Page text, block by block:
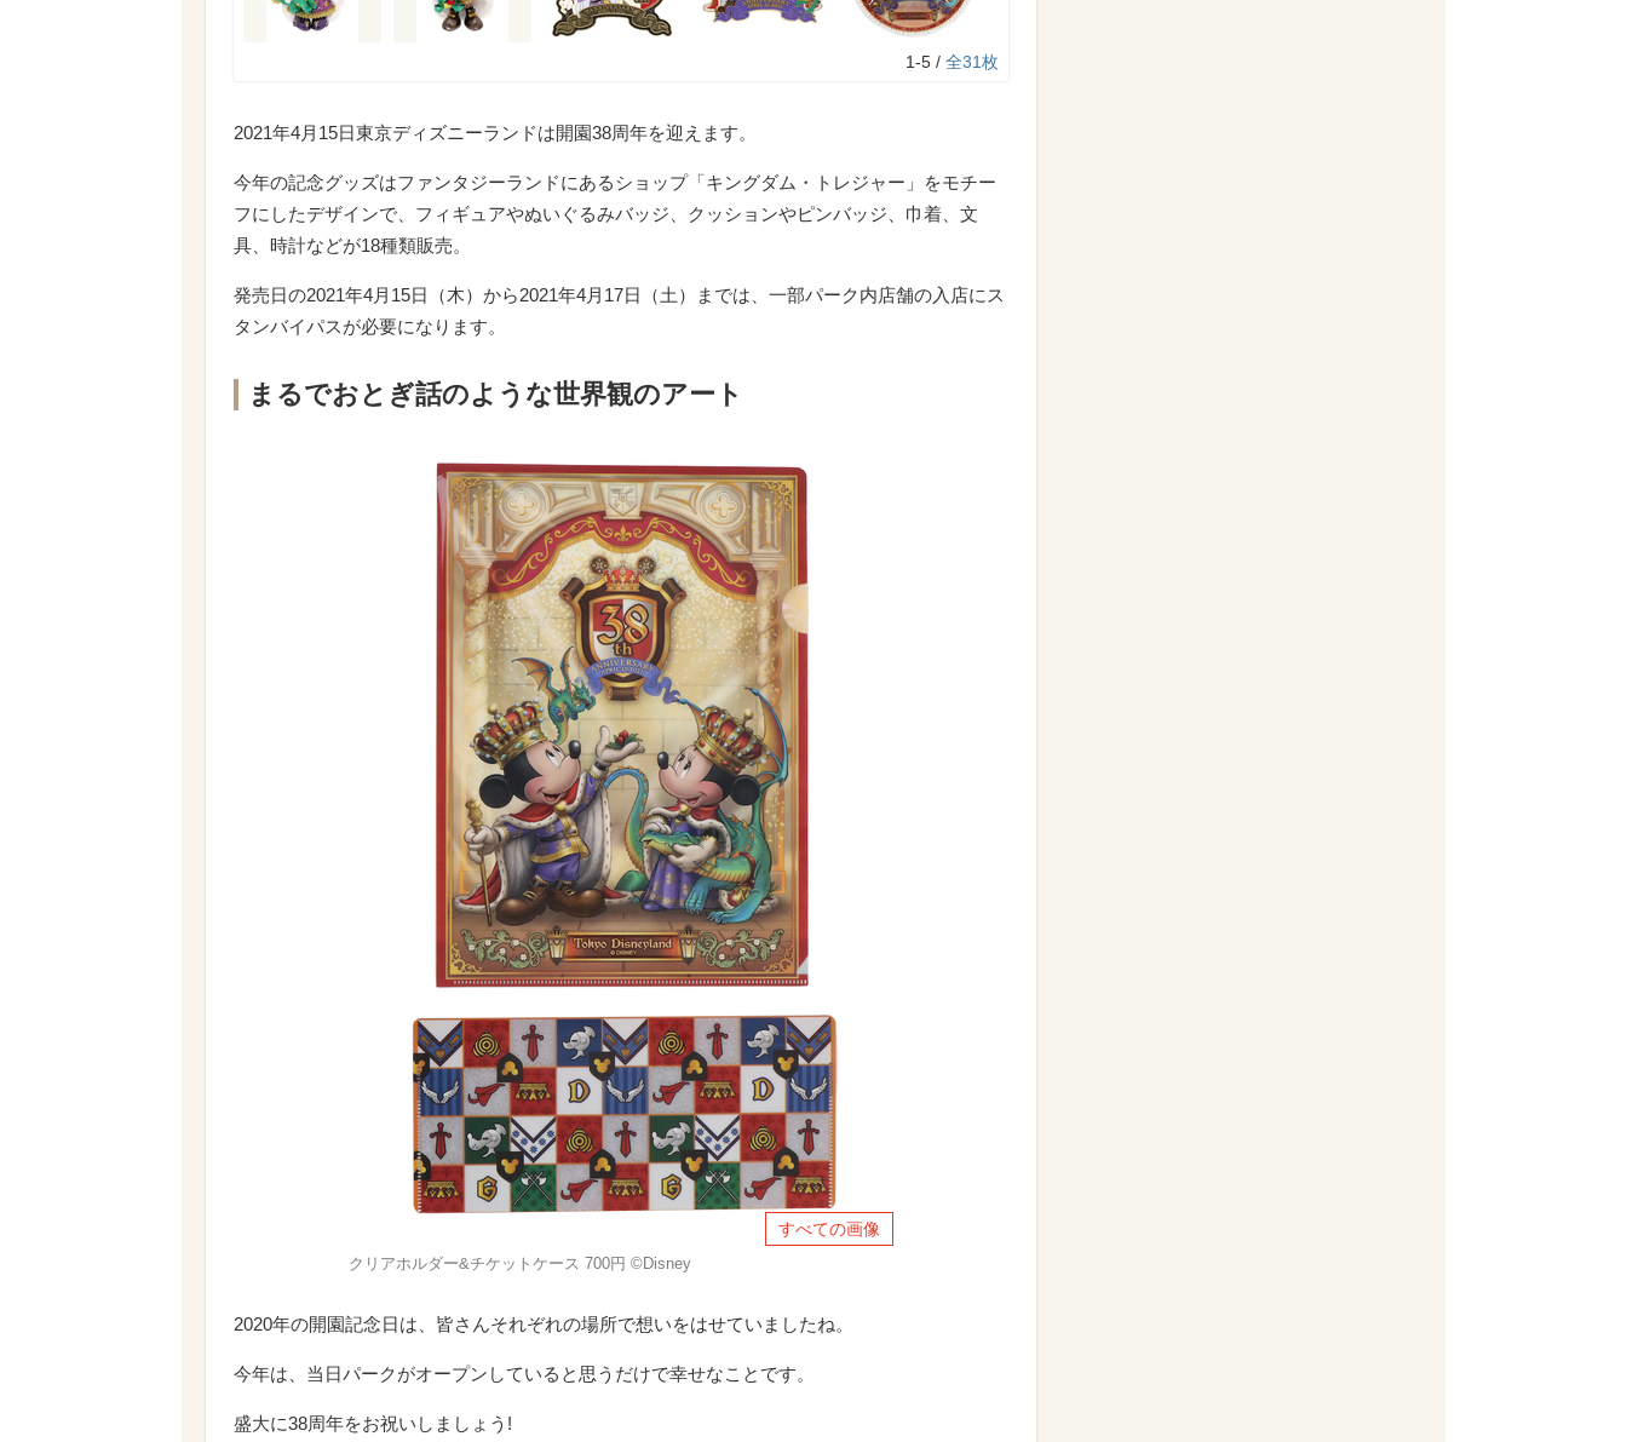
1-5 / 全31枚
2021年4月15日東京ディズニーランドは開園38周年を迎えます。
今年の記念グッズはファンタジーランドにあるショップ「キングダム・トレジャー」をモチー
フにしたデザインで、フィギュアやぬいぐるみバッジ、クッションやピンバッジ、巾着、文
具、時計などが18種類販売。
発売日の2021年4月15日（木）から2021年4月17日（土）までは、一部パーク内店舗の入店にス
タンバイパスが必要になります。
まるでおとぎ話のような世界観のアート
すべての画像
クリアホルダー&チケットケース 700円 ©Disney
2020年の開園記念日は、皆さんそれぞれの場所で想いをはせていましたね。
今年は、当日パークがオープンしていると思うだけで幸せなことです。
盛大に38周年をお祝いしましょう!